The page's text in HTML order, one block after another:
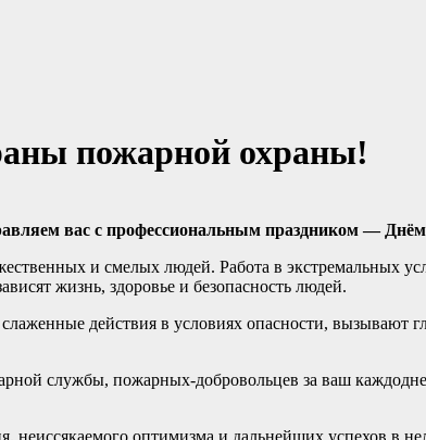
пожарной охраны!
вас с профессиональным праздником —
и смелых людей. Работа в экстремальных
жизнь, здоровье и безопасность людей.
действия в условиях опасности, вызывают
службы, пожарных-добровольцев за ваш
неиссякаемого оптимизма и дальнейших успехов в